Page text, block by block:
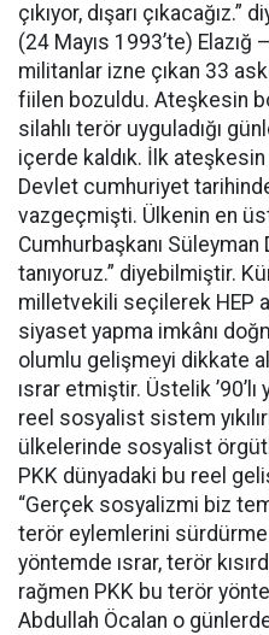
çıkıyor, dışarı
(24 Mayıs 1993’te) Elazığ
militanlar izne çıkan 33
fiilen bozuldu. Ateşkesin
silahlı terör uyguladığı
içerde kaldık. İlk ateşkesin
Devlet cumhuriyet
vazgeçmişti. Ülkenin en
Cumhurbaşkanı
tanıyoruz.” diyebilmiştir.
milletvekili seçilerek HEP
siyaset yapma imkânı
olumlu gelişmeyi dikkate
ısrar etmiştir. Üstelik ’90’lı
reel sosyalist sistem
ülkelerinde sosyalist
PKK dünyadaki bu reel
“Gerçek sosyalizmi biz
terör eylemlerini sürdürme
yöntemde ısrar, terör
rağmen PKK bu terör
Abdullah Öcalan o